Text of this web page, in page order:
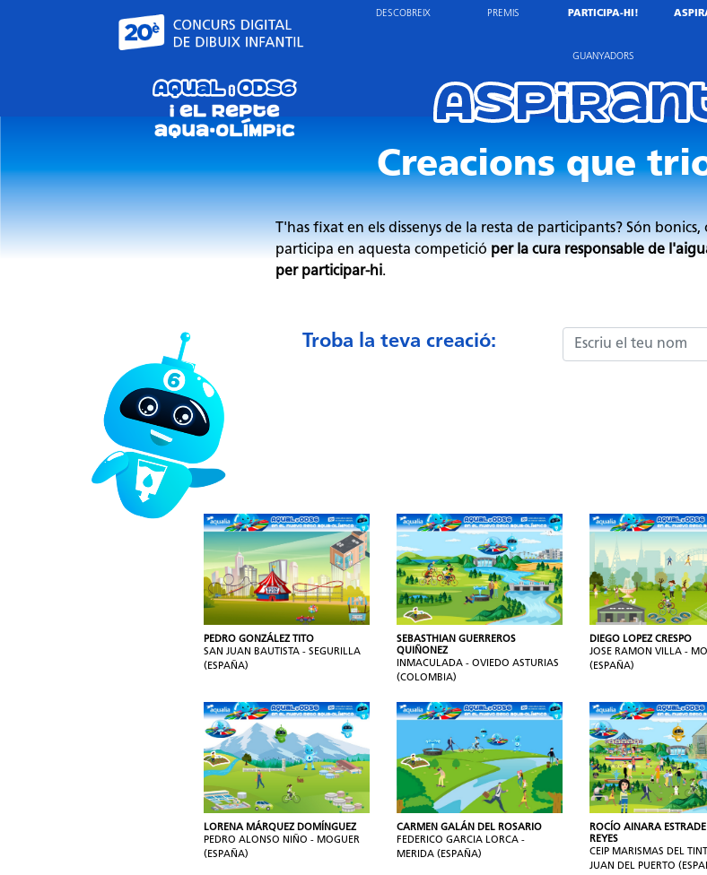
DESCOBREIX PREMIS PARTICIPA-HI!
GUANYADORS
Creacions que
T'has fixat en els dissenys de la resta de participants? Són
participa en aquesta competició per la cura responsable de
per participar-hi.
Troba la teva creació:
PEDRO GONZÁLEZ TITO
SAN JUAN BAUTISTA - SEGURILLA
(ESPAÑA)
SEBASTHIAN GUERREROS
QUIÑONEZ
INMACULADA - OVIEDO ASTURIAS
(COLOMBIA)
DIEGO LOPEZ CRESPO
JOSE RAMON VILLA -
(ESPAÑA)
LORENA MÁRQUEZ DOMÍNGUEZ
PEDRO ALONSO NIÑO - MOGUER
(ESPAÑA)
CARMEN GALÁN DEL ROSARIO
FEDERICO GARCIA LORCA -
MERIDA (ESPAÑA)
ROCÍO AINARA
REYES
CEIP MARISMAS DEL
JUAN DEL PUERTO